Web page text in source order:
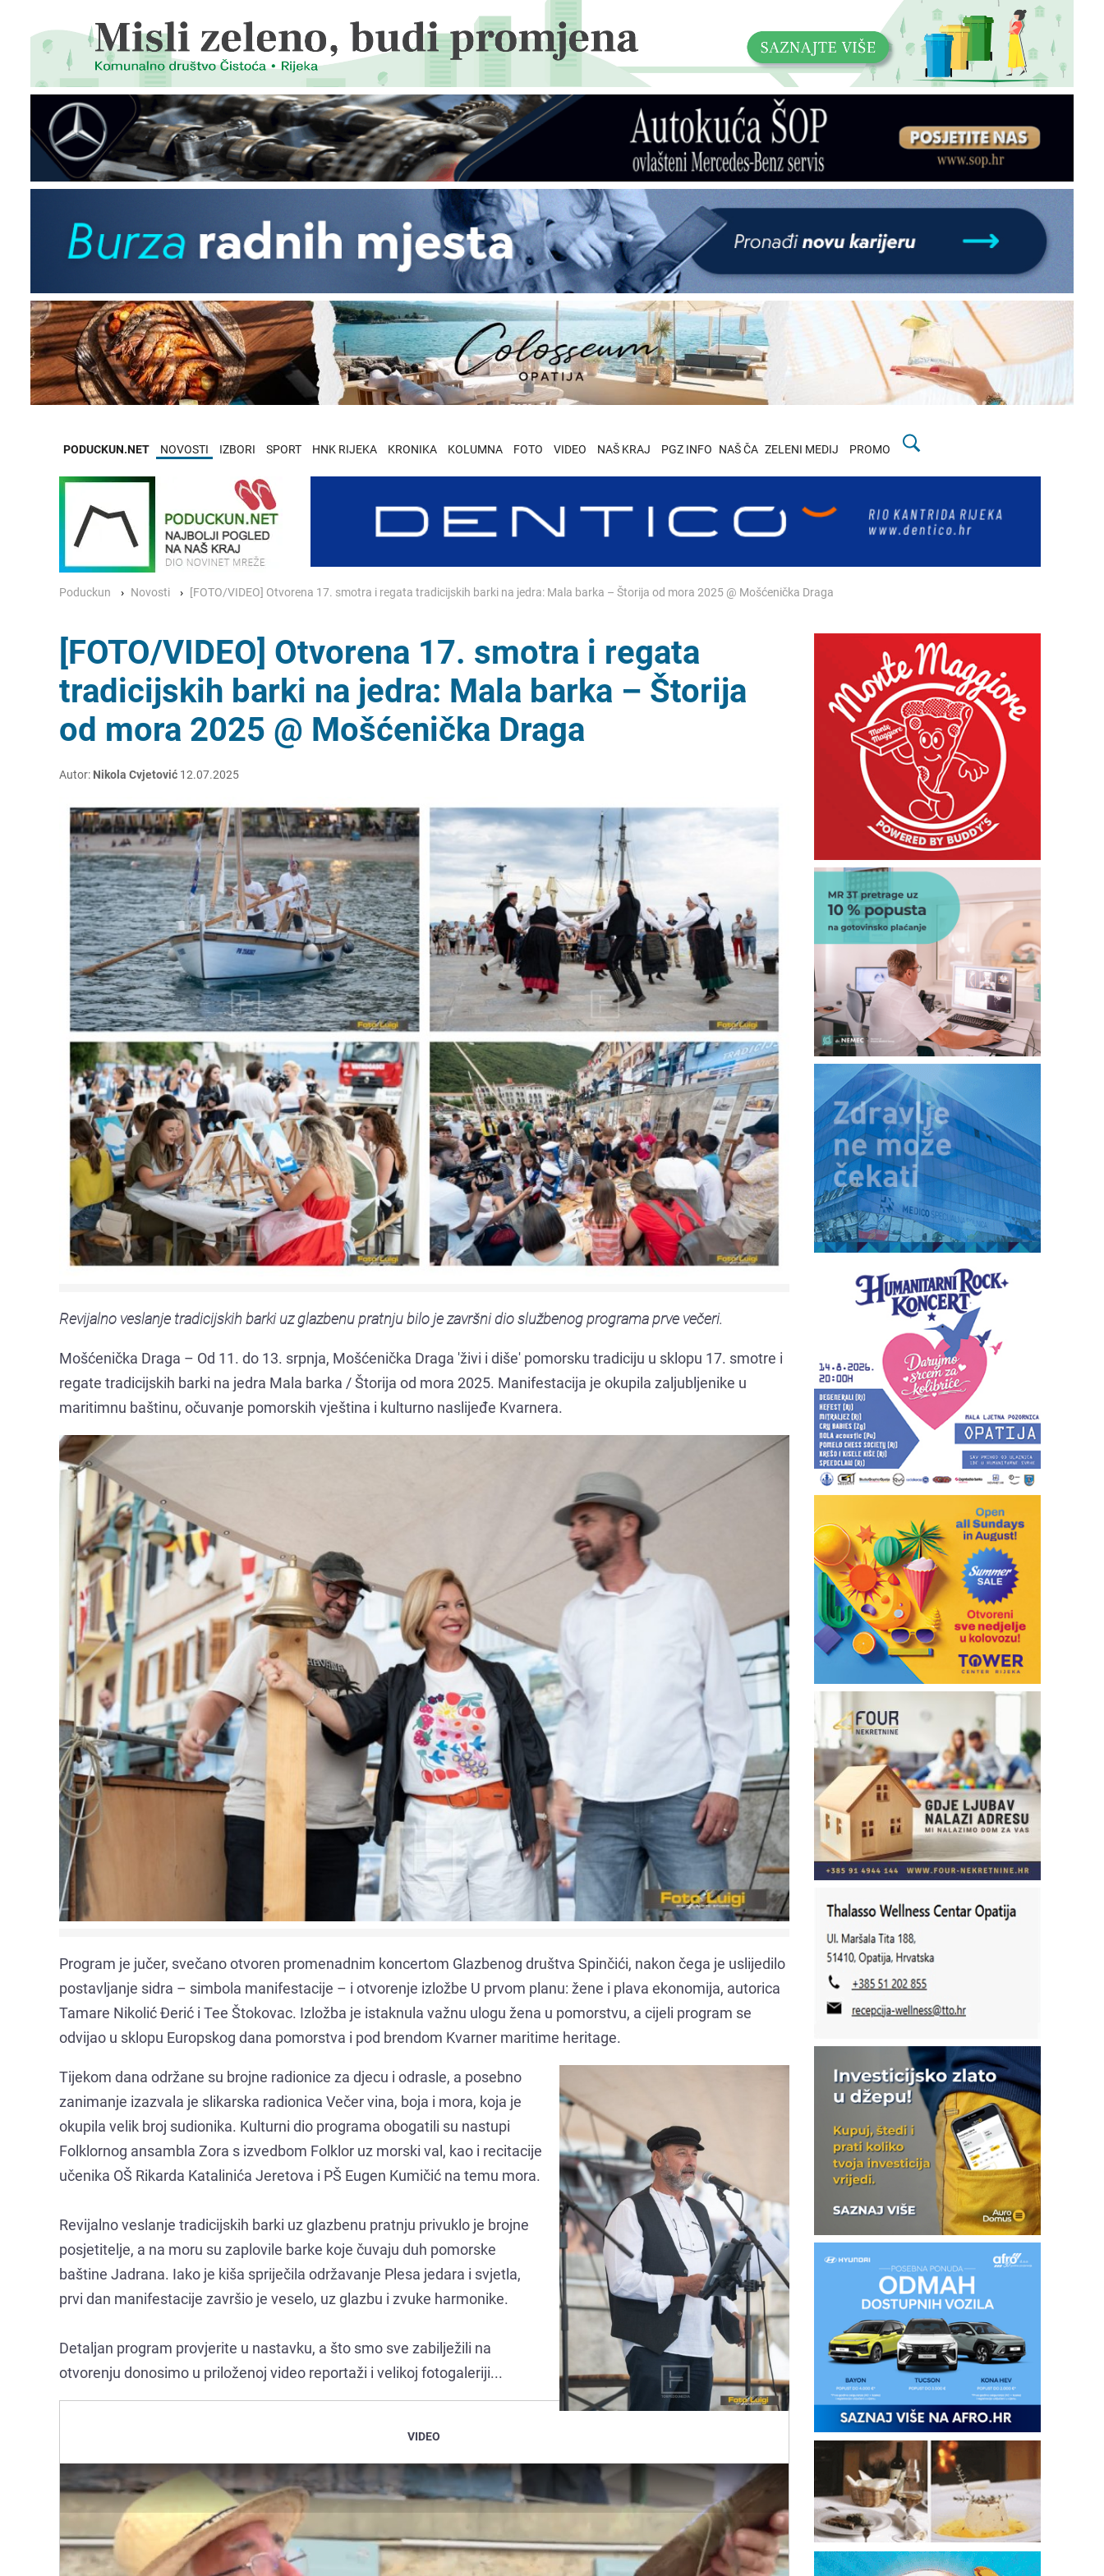
PODUCKUN.NET NOVOSTI IZBORI SPORT HNK RIJEKA KRONIKA KOLUMNA FOTO VIDEO NAŠ KRAJ PGZ INFO NAŠ ČA ZELENI MEDIJ PROMO
Poduckun Novosti [FOTO/VIDEO] Otvorena 17. smotra i regata tradicijskih barki na jedra: Mala barka – Štorija od mora 2025 @ Mošćenička Draga
[FOTO/VIDEO] Otvorena 17. smotra i regata
tradicijskih barki na jedra: Mala barka – Štorija
od mora 2025 @ Mošćenička Draga
Autor: Nikola Cvjetović 12.07.2025
Revijalno veslanje tradicijskih barki uz glazbenu pratnju bilo je završni dio službenog programa prve večeri.
Mošćenička Draga – Od 11. do 13. srpnja, Mošćenička Draga 'živi i diše' pomorsku tradiciju u sklopu 17. smotre i
regate tradicijskih barki na jedra Mala barka / Štorija od mora 2025. Manifestacija je okupila zaljubljenike u
maritimnu baštinu, očuvanje pomorskih vještina i kulturno naslijeđe Kvarnera.
Program je jučer, svečano otvoren promenadnim koncertom Glazbenog društva Spinčići, nakon čega je uslijedilo
postavljanje sidra – simbola manifestacije – i otvorenje izložbe U prvom planu: žene i plava ekonomija, autorica
Tamare Nikolić Đerić i Tee Štokovac. Izložba je istaknula važnu ulogu žena u pomorstvu, a cijeli program se
odvijao u sklopu Europskog dana pomorstva i pod brendom Kvarner maritime heritage.
Tijekom dana održane su brojne radionice za djecu i odrasle, a posebno
zanimanje izazvala je slikarska radionica Večer vina, boja i mora, koja je
okupila velik broj sudionika. Kulturni dio programa obogatili su nastupi
Folklornog ansambla Zora s izvedbom Folklor uz morski val, kao i recitacije
učenika OŠ Rikarda Katalinića Jeretova i PŠ Eugen Kumičić na temu mora.
Revijalno veslanje tradicijskih barki uz glazbenu pratnju privuklo je brojne
posjetitelje, a na moru su zaplovile barke koje čuvaju duh pomorske
baštine Jadrana. Iako je kiša spriječila održavanje Plesa jedara i svjetla,
prvi dan manifestacije završio je veselo, uz glazbu i zvuke harmonike.
Detaljan program provjerite u nastavku, a što smo sve zabilježili na
otvorenju donosimo u priloženoj video reportaži i velikoj fotogaleriji...
VIDEO